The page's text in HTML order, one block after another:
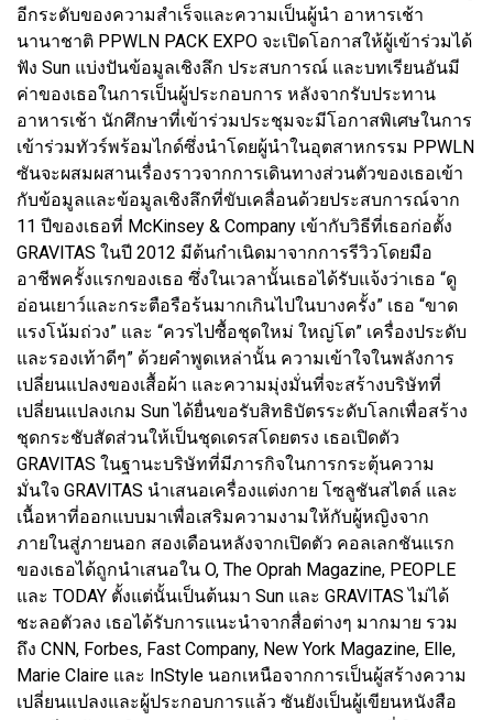
อีกระดับของความสำเร็จและความเป็นผู้นำ อาหารเช้า
นานาชาติ PPWLN PACK EXPO จะเปิดโอกาสให้ผู้เข้าร่วมได้
ฟัง Sun แบ่งปันข้อมูลเชิงลึก ประสบการณ์ และบทเรียนอันมี
ค่าของเธอในการเป็นผู้ประกอบการ หลังจากรับประทาน
อาหารเช้า นักศึกษาที่เข้าร่วมประชุมจะมีโอกาสพิเศษในการ
เข้าร่วมทัวร์พร้อมไกด์ซึ่งนำโดยผู้นำในอุตสาหกรรม PPWLN
ซันจะผสมผสานเรื่องราวจากการเดินทางส่วนตัวของเธอเข้า
กับข้อมูลและข้อมูลเชิงลึกที่ขับเคลื่อนด้วยประสบการณ์จาก
11 ปีของเธอที่ McKinsey & Company เข้ากับวิธีที่เธอก่อตั้ง
GRAVITAS ในปี 2012 มีต้นกำเนิดมาจากการรีวิวโดยมือ
อาชีพครั้งแรกของเธอ ซึ่งในเวลานั้นเธอได้รับแจ้งว่าเธอ “ดู
อ่อนเยาว์และกระตือรือร้นมากเกินไปในบางครั้ง” เธอ “ขาด
แรงโน้มถ่วง” และ “ควรไปซื้อชุดใหม่ ใหญ่โต” เครื่องประดับ
และรองเท้าดีๆ” ด้วยคำพูดเหล่านั้น ความเข้าใจในพลังการ
เปลี่ยนแปลงของเสื้อผ้า และความมุ่งมั่นที่จะสร้างบริษัทที่
เปลี่ยนแปลงเกม Sun ได้ยื่นขอรับสิทธิบัตรระดับโลกเพื่อสร้าง
ชุดกระชับสัดส่วนให้เป็นชุดเดรสโดยตรง เธอเปิดตัว
GRAVITAS ในฐานะบริษัทที่มีภารกิจในการกระตุ้นความ
มั่นใจ GRAVITAS นำเสนอเครื่องแต่งกาย โซลูชันสไตล์ และ
เนื้อหาที่ออกแบบมาเพื่อเสริมความงามให้กับผู้หญิงจาก
ภายในสู่ภายนอก สองเดือนหลังจากเปิดตัว คอลเลกชันแรก
ของเธอได้ถูกนำเสนอใน O, The Oprah Magazine, PEOPLE
และ TODAY ตั้งแต่นั้นเป็นต้นมา Sun และ GRAVITAS ไม่ได้
ชะลอตัวลง เธอได้รับการแนะนำจากสื่อต่างๆ มากมาย รวม
ถึง CNN, Forbes, Fast Company, New York Magazine, Elle,
Marie Claire และ InStyle นอกเหนือจากการเป็นผู้สร้างความ
เปลี่ยนแปลงและผู้ประกอบการแล้ว ซันยังเป็นผู้เขียนหนังสือ